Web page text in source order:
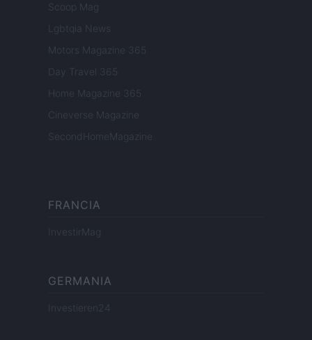
Scoop Mag
Lgbtqia News
Motors Magazine 365
Day Travel 365
Home Magazine 365
Cineverse Magazine
SecondHomeMagazine
FRANCIA
InvestirMag
GERMANIA
Investieren24